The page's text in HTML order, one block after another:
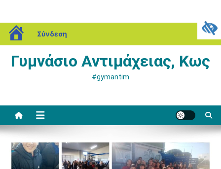
blogs.sch.gr
Σύνδεση
Μεταπηδήστε
στο
Γυμνάσιο Αντιμάχειας, Κως
#gymantim